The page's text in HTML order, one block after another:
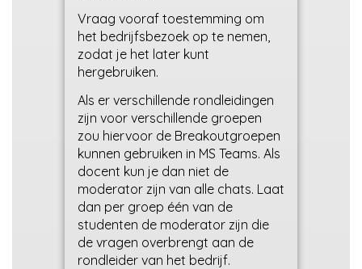
Vraag vooraf toestemming om
het bedrijfsbezoek op te nemen,
zodat je het later kunt
hergebruiken.
Als er verschillende rondleidingen
zijn voor verschillende groepen
zou hiervoor de Breakoutgroepen
kunnen gebruiken in MS Teams. Als
docent kun je dan niet de
moderator zijn van alle chats. Laat
dan per groep één van de
studenten de moderator zijn die
de vragen overbrengt aan de
rondleider van het bedrijf.